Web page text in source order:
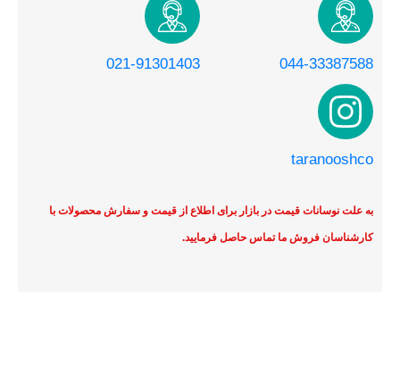
044-33387588
021-91301403
taranooshco
به علت نوسانات قیمت در بازار برای اطلاع از قیمت و سفارش محصولات با
کارشناسان فروش ما تماس حاصل فرمایید.